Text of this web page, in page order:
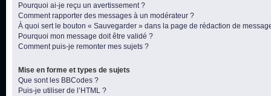
Pourquoi ai-je reçu un avertissement ?
Comment rapporter des messages à un modérateur ?
À quoi sert le bouton « Sauvegarder » dans la page de rédaction de
Pourquoi mon message doit être validé ?
Comment puis-je remonter mes sujets ?
Mise en forme et types de sujets
Que sont les BBCodes ?
Puis-je utiliser de l’HTML ?